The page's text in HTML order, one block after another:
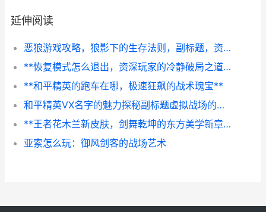
延伸阅读
恶狼游戏攻略，狼影下的生存法则，副标题，资深玩家的深度解析与实战指南
**恢复模式怎么退出，资深玩家的冷静破局之道，副标题，当虚拟困境照进现实智慧**
**和平精英的跑车在哪，极速狂飙的战术瑰宝**
和平精英VX名字的魅力探秘副标题虚拟战场的身份艺术
**王者花木兰新皮肤，剑舞乾坤的东方美学新章**
亚索怎么玩：御风剑客的战场艺术